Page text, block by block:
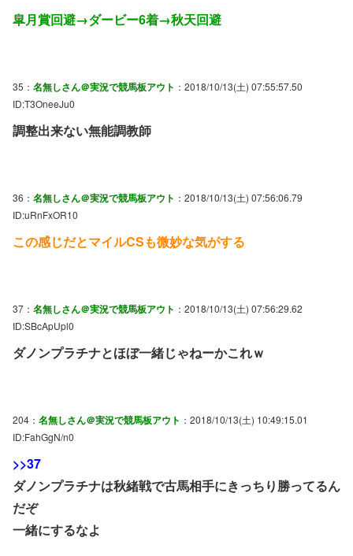
皐月賞回避→ダービー6着→秋天回避
35： 名無しさん＠実況で競馬板アウト ：2018/10/13(土) 07:55:57.50
ID:T3OneeJu0
調整出来ない無能調教師
36： 名無しさん＠実況で競馬板アウト ：2018/10/13(土) 07:56:06.79
ID:uRnFxOR10
この感じだとマイルCSも微妙な気がする
37： 名無しさん＠実況で競馬板アウト ：2018/10/13(土) 07:56:29.62
ID:SBcApUpl0
ダノンプラチナとほぼ一緒じゃねーかこれｗ
204： 名無しさん＠実況で競馬板アウト ：2018/10/13(土) 10:49:15.01
ID:FahGgN/n0
>>37
ダノンプラチナは秋緒戦で古馬相手にきっちり勝ってるん
だぞ
一緒にするなよ